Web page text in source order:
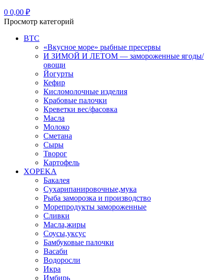
0 0,00 ₽
Просмотр категорий
BTC
«Вкусное море» рыбные пресервы
И ЗИМОЙ И ЛЕТОМ — замороженные ягоды/
овощи
Йогурты
Кефир
Кисломолочные изделия
Крабовые палочки
Креветки вес/фасовка
Масла
Молоко
Сметана
Сыры
Творог
Картофель
XOPEKA
Бакалея
Сухарипанировочные,мука
Рыба заморозка и производство
Морепродукты замороженные
Сливки
Масла,жиры
Соусы,уксус
Бамбуковые палочки
Васаби
Водоросли
Икра
Имбирь